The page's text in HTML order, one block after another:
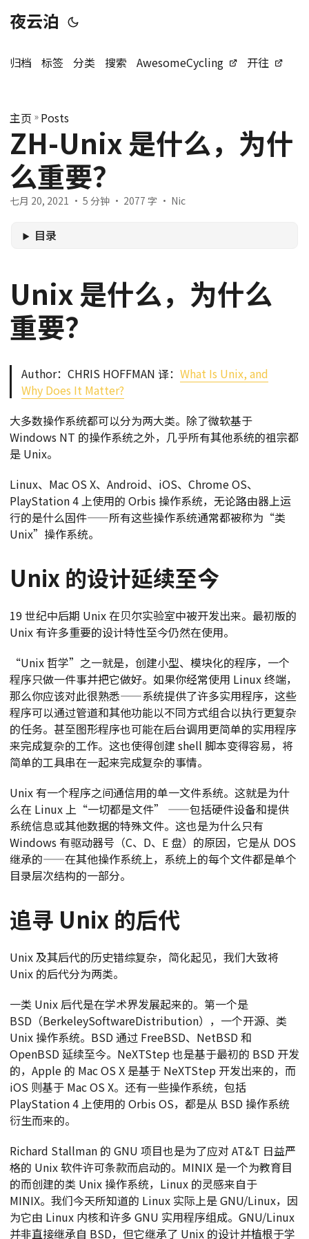
夜云泊
归档 标签 分类 搜索 AwesomeCycling 开往
主页 » Posts
ZH-Unix 是什么，为什
么重要？
七月 20, 2021 · 5 分钟 · 2077 字 · Nic
目录
Unix 是什么，为什么
重要？
Author：CHRIS HOFFMAN 译： What Is Unix, and
Why Does It Matter?
大多数操作系统都可以分为两大类。除了微软基于
Windows NT 的操作系统之外，几乎所有其他系统的祖宗都
是 Unix。
Linux、Mac OS X、Android、iOS、Chrome OS、
PlayStation 4 上使用的 Orbis 操作系统，无论路由器上运
行的是什么固件——所有这些操作系统通常都被称为“类
Unix”操作系统。
Unix 的设计延续至今
19 世纪中后期 Unix 在贝尔实验室中被开发出来。最初版的
Unix 有许多重要的设计特性至今仍然在使用。
“Unix 哲学”之一就是，创建小型、模块化的程序，一个
程序只做一件事并把它做好。如果你经常使用 Linux 终端，
那么你应该对此很熟悉——系统提供了许多实用程序，这些
程序可以通过管道和其他功能以不同方式组合以执行更复杂
的任务。甚至图形程序也可能在后台调用更简单的实用程序
来完成复杂的工作。这也使得创建 shell 脚本变得容易，将
简单的工具串在一起来完成复杂的事情。
Unix 有一个程序之间通信用的单一文件系统。这就是为什
么在 Linux 上“一切都是文件” ——包括硬件设备和提供
系统信息或其他数据的特殊文件。这也是为什么只有
Windows 有驱动器号（C、D、E 盘）的原因，它是从 DOS
继承的——在其他操作系统上，系统上的每个文件都是单个
目录层次结构的一部分。
追寻 Unix 的后代
Unix 及其后代的历史错综复杂，简化起见，我们大致将
Unix 的后代分为两类。
一类 Unix 后代是在学术界发展起来的。第一个是
BSD（BerkeleySoftwareDistribution），一个开源、类
Unix 操作系统。BSD 通过 FreeBSD、NetBSD 和
OpenBSD 延续至今。NeXTStep 也是基于最初的 BSD 开发
的，Apple 的 Mac OS X 是基于 NeXTStep 开发出来的，而
iOS 则基于 Mac OS X。还有一些操作系统，包括
PlayStation 4 上使用的 Orbis OS，都是从 BSD 操作系统
衍生而来的。
Richard Stallman 的 GNU 项目也是为了应对 AT&T 日益严
格的 Unix 软件许可条款而启动的。MINIX 是一个为教育目
的而创建的类 Unix 操作系统，Linux 的灵感来自于
MINIX。我们今天所知道的 Linux 实际上是 GNU/Linux，因
为它由 Linux 内核和许多 GNU 实用程序组成。GNU/Linux
并非直接继承自 BSD，但它继承了 Unix 的设计并植根于学